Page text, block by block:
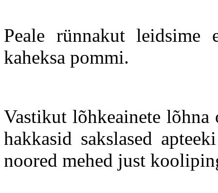
Peale rünnakut leidsime
kaheksa pommi.
Vastikut lõhkeainete
hakkasid sakslased
noored mehed just